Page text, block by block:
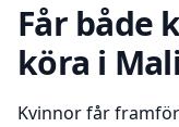
Får både
köra i
Kvinnor får